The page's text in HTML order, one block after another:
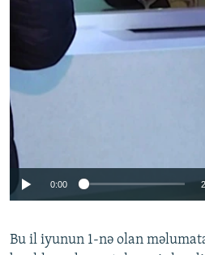
0:00
Bu il iyunun 1-nə olan